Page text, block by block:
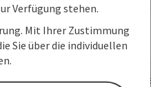
reCAPTCHA verwendet.
Verfügung stehen.
Mit Ihrer Zustimmung
Sie über die individuellen